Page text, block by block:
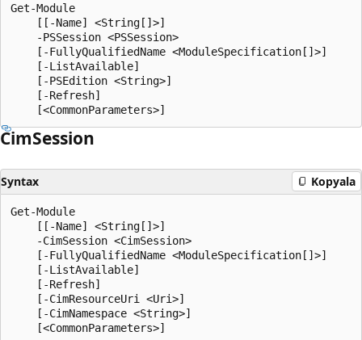
Get-Module
    [[-Name] <String[]>]
    -PSSession <PSSession>
    [-FullyQualifiedName <ModuleSpecification[]>]
    [-ListAvailable]
    [-PSEdition <String>]
    [-Refresh]
CimSession
Syntax Kopyala
Get-Module
    [[-Name] <String[]>]
    -CimSession <CimSession>
    [-FullyQualifiedName <ModuleSpecification[]>]
    [-ListAvailable]
    [-Refresh]
    [-CimResourceUri <Uri>]
    [-CimNamespace <String>]